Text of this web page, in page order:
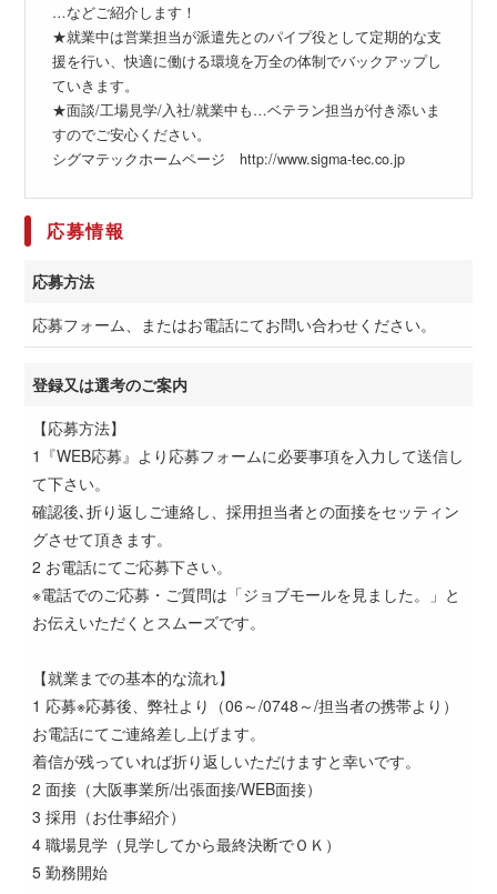
…などご紹介します！
★就業中は営業担当が派遣先とのパイプ役として定期的な支
援を行い、快適に働ける環境を万全の体制でバックアップし
ていきます。
★面談/工場見学/入社/就業中も…ベテラン担当が付き添いま
すのでご安心ください。
シグマテックホームページ http://www.sigma-tec.co.jp
応募情報
応募方法
応募フォーム、またはお電話にてお問い合わせください。
登録又は選考のご案内
【応募方法】
1『WEB応募』より応募フォームに必要事項を入力して送信し
て下さい。
確認後､折り返しご連絡し、採用担当者との面接をセッティン
グさせて頂きます。
2 お電話にてご応募下さい。
※電話でのご応募・ご質問は「ジョブモールを見ました。」と
お伝えいただくとスムーズです。
【就業までの基本的な流れ】
1 応募※応募後、弊社より（06～/0748～/担当者の携帯より）
お電話にてご連絡差し上げます。
着信が残っていれば折り返しいただけますと幸いです。
2 面接（大阪事業所/出張面接/WEB面接）
3 採用（お仕事紹介）
4 職場見学（見学してから最終決断でＯＫ）
5 勤務開始